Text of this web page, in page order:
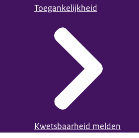
Toegankelijkheid
Kwetsbaarheid melden